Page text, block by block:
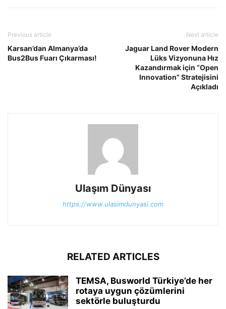
Previous article
Karsan’dan Almanya’da
Bus2Bus Fuarı Çıkarması!
Next article
Jaguar Land Rover Modern
Lüks Vizyonuna Hız
Kazandırmak için “Open
Innovation” Stratejisini
Açıkladı
Ulaşım Dünyası
https://www.ulasimdunyasi.com
RELATED ARTICLES
TEMSA, Busworld Türkiye’de her
rotaya uygun çözümlerini
sektörle buluşturdu